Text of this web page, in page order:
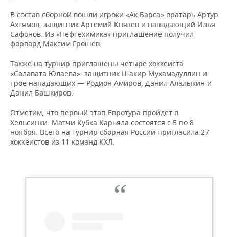
КОМУ ПРИНАДЛЕЖАТ
ТОРГОВЫЕ ЦЕНТРЫ
ТАТАРСТАНА
БЮДЖЕТ
АГРОПРОМ
МАШИНОСТРОЕНИЕ
НЕФТЕХИМИЯ
НЕФТЬ
ОПК
ЭНЕРГЕТИКА
НОВОСТИ АВТО
БИЗНЕС
РОЗНИЧНАЯ ТОРГОВЛЯ
УСЛУГИ
НОВОСТИ ТЕХНОЛОГИЙ
МЕДИА
МЕРОПРИЯТИЯ
ВЫЕЗДНАЯ РЕДАКЦИЯ
НОВОСТИ СПОРТА
ОБЩЕСТВО
В состав сборной вошли игроки «Ак Барса» вратарь Артур
Ахтямов, защитник Артемий Князев и нападающий Илья
Сафонов. Из «Нефтехимика» приглашение получил
форвард Максим Грошев.
Также на турнир приглашены четыре хоккеиста
«Салавата Юлаева»: защитник Шакир Мухамадуллин и
трое нападающих — Родион Амиров, Данил Алалыкин и
Данил Башкиров.
Отметим, что первый этап Евротура пройдет в
Хельсинки. Матчи Кубка Карьяла состоятся с 5 по 8
ноября. Всего на турнир сборная России пригласила 27
хоккеистов из 11 команд КХЛ.